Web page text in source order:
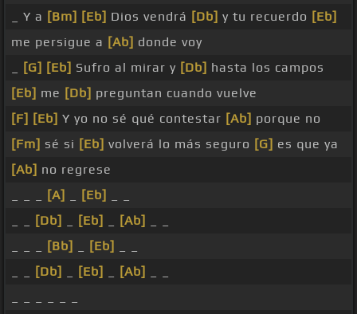
_ Y a [Bm] [Eb] Dios vendrá [Db] y tu recuerdo [Eb]
me persigue a [Ab] donde voy
[G] [Eb] Sufro al mirar y [Db] hasta los campos
[Eb] me [Db] preguntan cuando vuelve
[F] [Eb] Y yo no sé qué contestar [Ab] porque no
[Fm] sé si [Eb] volverá lo más seguro [G] es que ya
[Ab] no regrese
[A] [Eb]
[Db] [Eb] [Ab]
[Bb] [Eb]
[Db] [Eb] [Ab]